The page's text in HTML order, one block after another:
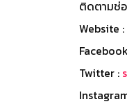
ติดตามช่
Website :
Twitter :